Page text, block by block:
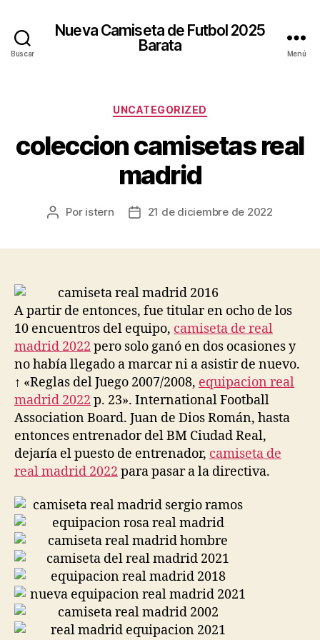
Buscar
Nueva Camiseta de Futbol 2025
Barata
Menú
Categorías
UNCATEGORIZED
coleccion camisetas real
madrid
Autor
Por istern
Fecha21 de diciembre de 2022
A partir de entonces, fue titular en ocho de los
10 encuentros del equipo, camiseta de real
madrid 2022 pero solo ganó en dos ocasiones y
no había llegado a marcar ni a asistir de nuevo.
↑ «Reglas del Juego 2007/2008, equipacion real
madrid 2022 p. 23». International Football
Association Board. Juan de Dios Román, hasta
entonces entrenador del BM Ciudad Real,
dejaría el puesto de entrenador, camiseta de
real madrid 2022 para pasar a la directiva.